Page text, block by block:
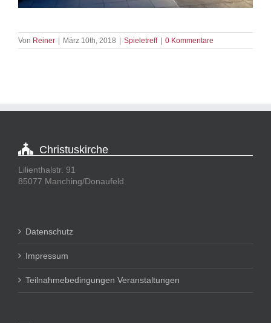
Von Reiner März 10th, 2018 Spieletreff 0 Kommentare
Christuskirche
Lilienthalstr. 91
85077 Manching/Donaufeld
Datenschutz
Impressum
Teilnahmebedingungen Veranstaltungen